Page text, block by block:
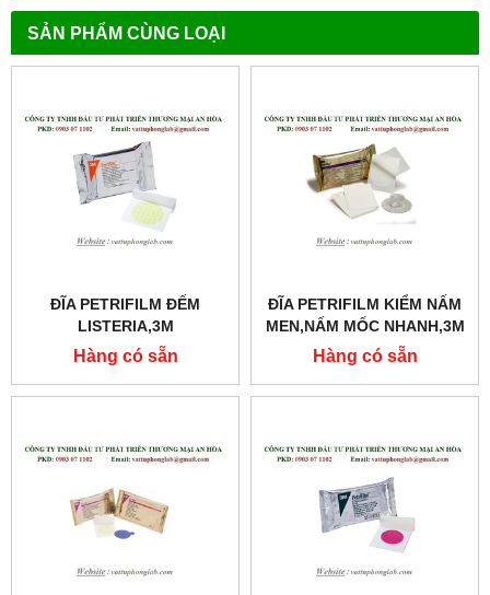
SẢN PHẨM CÙNG LOẠI
ĐĨA PETRIFILM ĐẾM
LISTERIA,3M
Hàng có sẵn
ĐĨA PETRIFILM KIỂM NẤM
MEN,NẤM MỐC NHANH,3M
Hàng có sẵn